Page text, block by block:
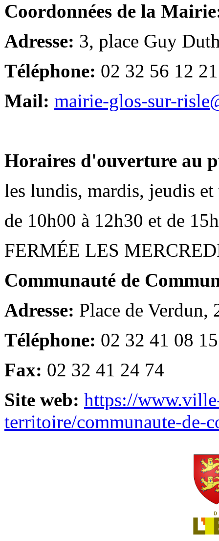
Coordonnées de la
Adresse: 3, place Guy
Téléphone: 02 32 56 12 21
Mail: mairie-glos-sur-
Horaires d'ouverture au
les lundis, mardis, jeudis et
de 10h00 à 12h30 et de
FERMÉE LES
Communauté de
Adresse: Place de Verdun,
Téléphone: 02 32 41 08 15
Fax: 02 32 41 24 74
Site web: https://
territoire/communaute-de-